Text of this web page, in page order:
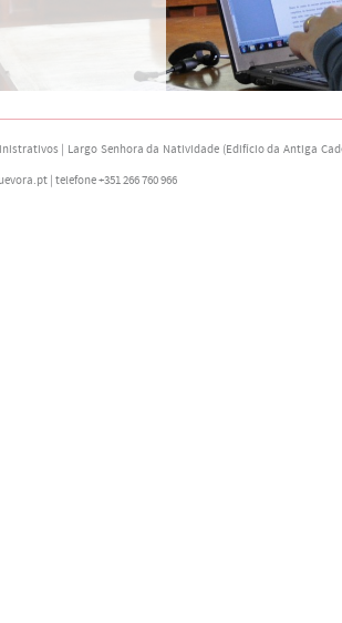
| Largo Senhora da Natividade (Edifício da Antiga
| telefone +351 266 760 966